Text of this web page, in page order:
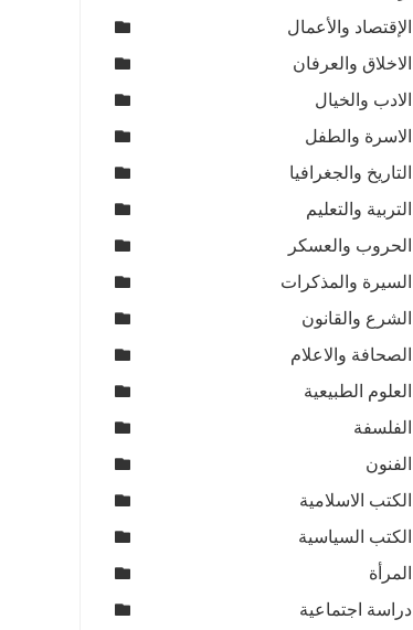
الإقتصاد والأعمال
الاخلاق والعرفان
الادب والخيال
الاسرة والطفل
التاريخ والجغرافيا
التربية والتعليم
الحروب والعسكر
السيرة والمذكرات
الشرع والقانون
الصحافة والاعلام
العلوم الطبيعية
الفلسفة
الفنون
الكتب الاسلامية
الكتب السياسية
المرأة
دراسة اجتماعية